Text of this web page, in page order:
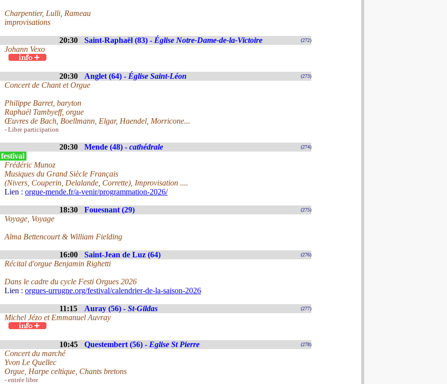
Charpentier, Lulli, Rameau
improvisations
20:30 Saint-Raphaël (83) - Église Notre-Dame-de-la-Victoire (272)
Johann Vexo
20:30 Anglet (64) - Église Saint-Léon (273)
Concert de Chant et Orgue
Philippe Barret, baryton
Raphaël Tambyeff, orgue
Œuvres de Bach, Boellmann, Elgar, Haendel, Morricone...
- Libre participation
20:30 Mende (48) - cathédrale (274)
festival
Frédéric Munoz
Musiques du Grand Siècle Français
(Nivers, Couperin, Delalande, Corrette), Improvisation ....
Lien : orgue-mende.fr/a-venir/programmation-2026/
18:30 Fouesnant (29) (275)
Voyage, Voyage
Alma Bettencourt & William Fielding
16:00 Saint-Jean de Luz (64) (276)
Récital d'orgue Benjamin Righetti
Dans le cadre du cycle Festi Orgues 2026
Lien : orgues-urrugne.org/festival/calendrier-de-la-saison-2026
11:15 Auray (56) - St-Gildas (277)
Michel Jézo et Emmanuel Auvray
10:45 Questembert (56) - Eglise St Pierre (278)
Concert du marché
Yvon Le Quellec
Orgue, Harpe celtique, Chants bretons
- entrée libre